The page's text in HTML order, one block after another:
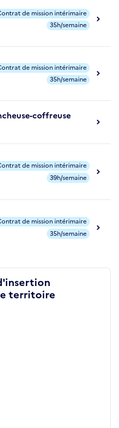
de mission intérimaire
35h/semaine
de mission intérimaire
35h/semaine
coffreuse
de mission intérimaire
39h/semaine
de mission intérimaire
35h/semaine
territoire